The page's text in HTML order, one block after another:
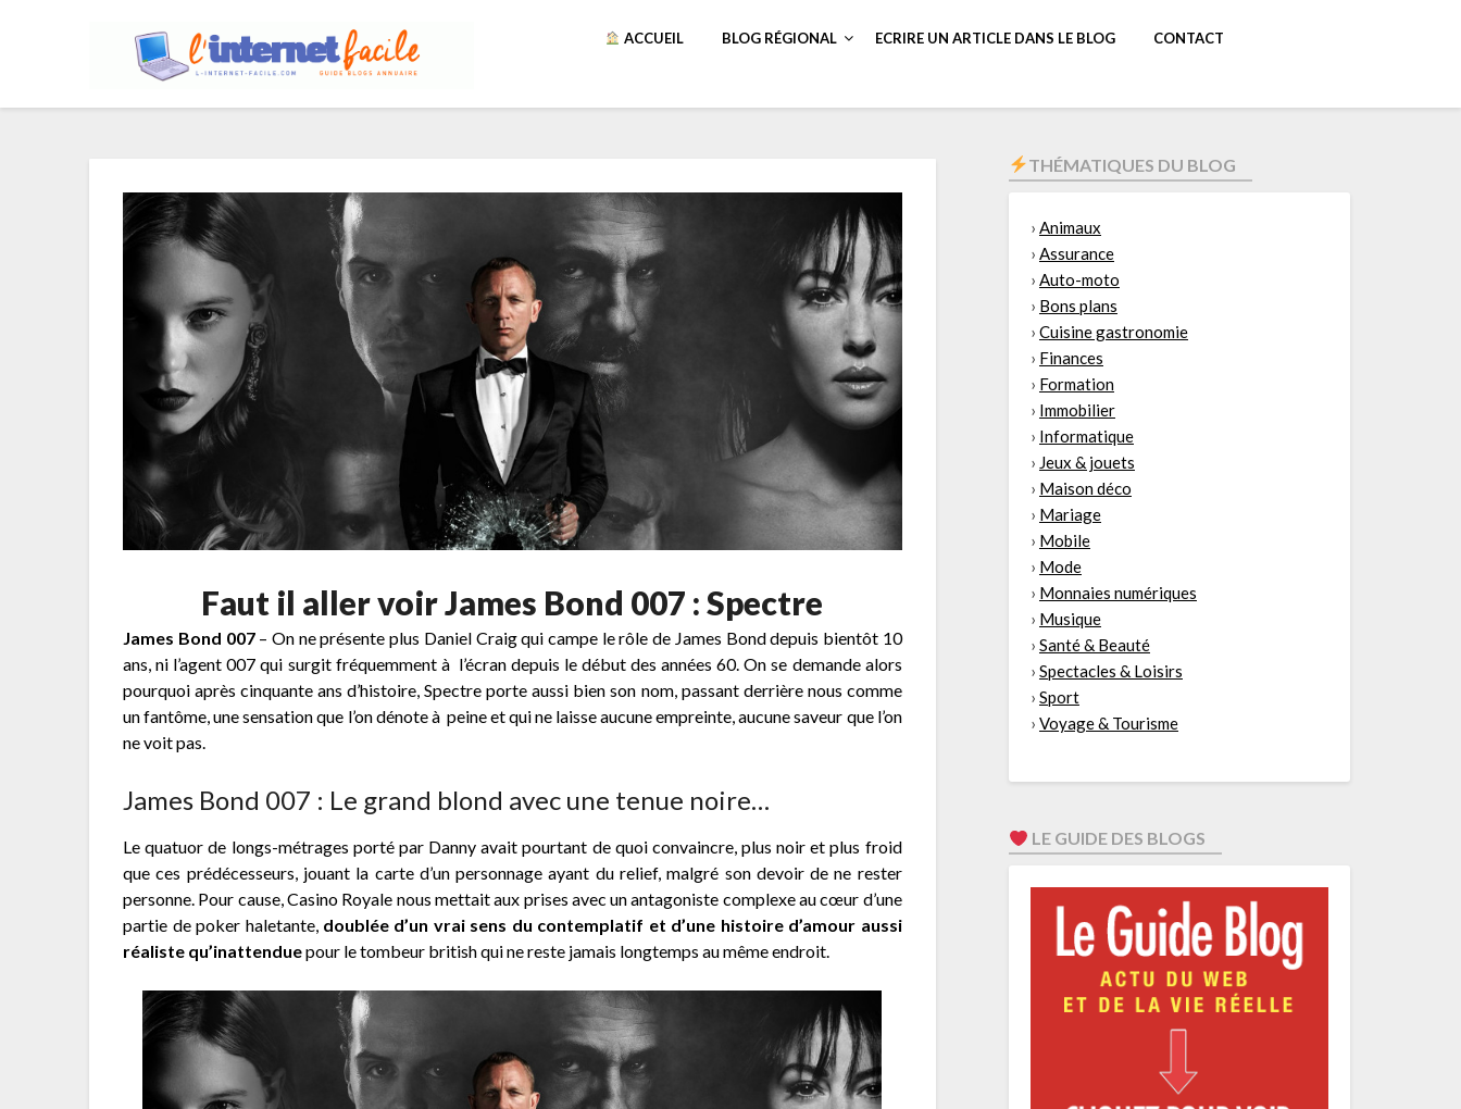
ACCUEIL BLOG RÉGIONAL ECRIRE UN ARTICLE DANS LE BLOG CONTACT
Faut il aller voir James Bond 007 : Spectre
James Bond 007– On ne présente plus Daniel Craig qui campe le rôle de James Bond depuis bientôt 10
ans, ni l’agent 007 qui surgit fréquemment à l’écran depuis le début des années 60. On se demande alors
pourquoi après cinquante ans d’histoire, Spectre porte aussi bien son nom, passant derrière nous comme
un fantôme, une sensation que l’on dénote à peine et qui ne laisse aucune empreinte, aucune saveur que l’on
ne voit pas.
James Bond 007 : Le grand blond avec une tenue noire…
Le quatuor de longs-métrages porté par Danny avait pourtant de quoi convaincre, plus noir et plus froid
que ces prédécesseurs, jouant la carte d’un personnage ayant du relief, malgré son devoir de ne rester
personne. Pour cause, Casino Royale nous mettait aux prises avec un antagoniste complexe au cœur d’une
partie de poker haletante, doublée d’un vrai sens du contemplatif et d’une histoire d’amour aussi
réaliste qu’inattenduepour le tombeur british qui ne reste jamais longtemps au même endroit.
THÉMATIQUES DU BLOG
› Animaux
› Assurance
› Auto-moto
› Bons plans
› Cuisine gastronomie
› Finances
› Formation
› Immobilier
› Informatique
› Jeux & jouets
› Maison déco
› Mariage
› Mobile
› Mode
› Monnaies numériques
› Musique
› Santé & Beauté
› Spectacles & Loisirs
› Sport
› Voyage & Tourisme
LE GUIDE DES BLOGS